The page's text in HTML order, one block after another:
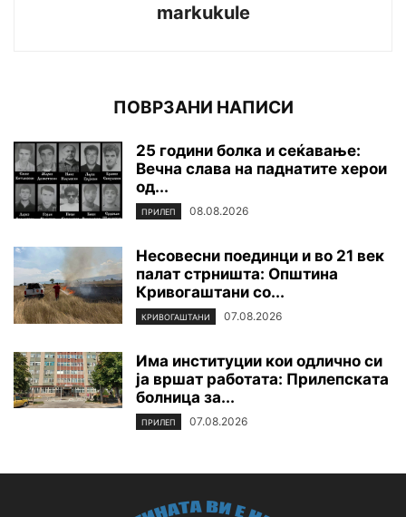
markukule
ПОВРЗАНИ НАПИСИ
25 години болка и сеќавање:
Вечна слава на паднатите xepoи
од...
ПРИЛЕП 08.08.2026
Несовесни поединци и во 21 век
палат стрништа: Општина
Кривогаштани со...
КРИВОГАШТАНИ 07.08.2026
Има институции кои одлично си
ја вршат работата: Прилепската
болница за...
ПРИЛЕП 07.08.2026